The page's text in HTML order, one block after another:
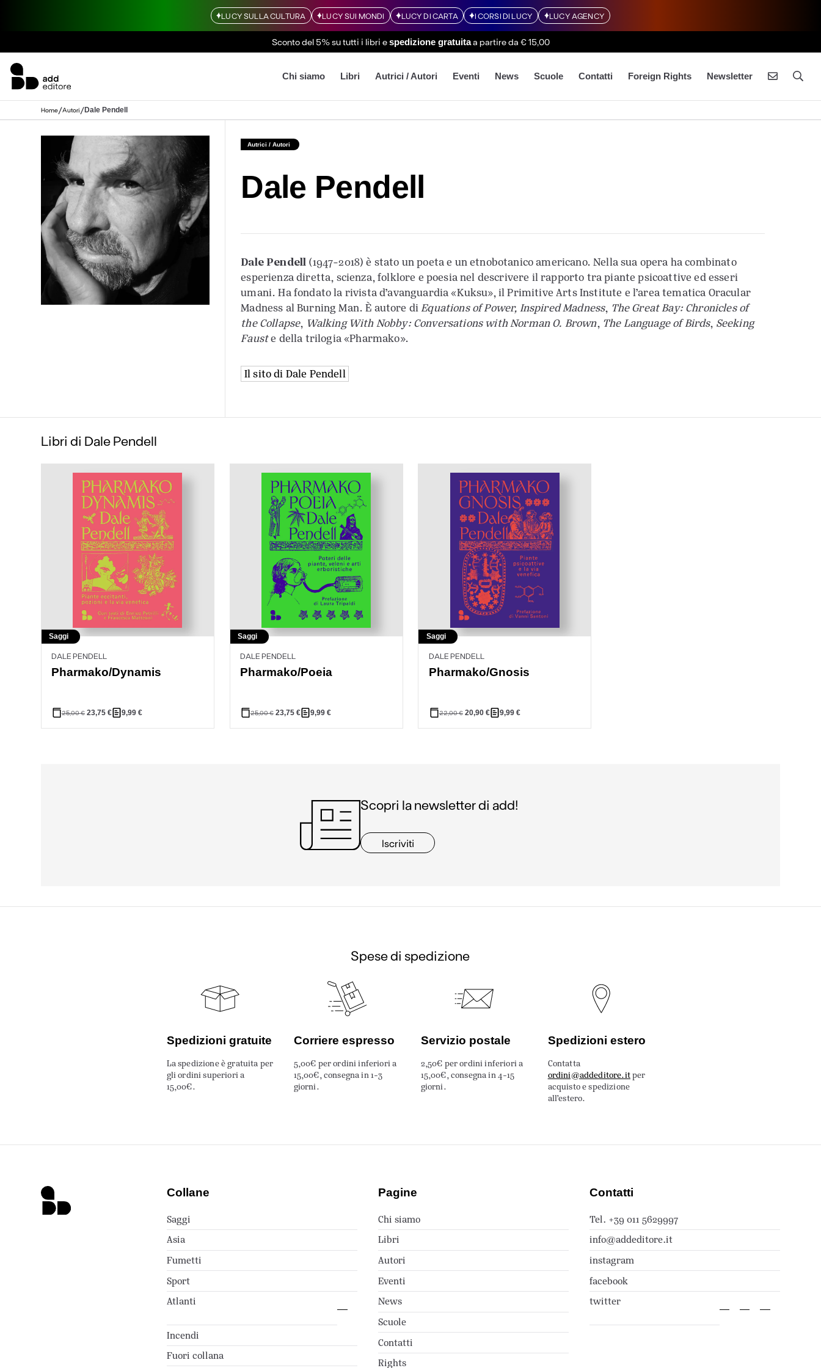
LUCY SULLA CULTURA LUCY SUI MONDI LUCY DI CARTA I CORSI DI LUCY LUCY AGENCY
Sconto del 5% su tutti i libri espedizione gratuitaa partire da € 15,00
Chi siamo Libri Autrici / Autori Eventi News Scuole Contatti Foreign Rights Newsletter
Home/Autori/Dale Pendell
Autrici / Autori
Dale Pendell
Dale Pendell (1947-2018) è stato un poeta e un etnobotanico americano. Nella sua opera ha combinato
esperienza diretta, scienza, folklore e poesia nel descrivere il rapporto tra piante psicoattive ed esseri
umani. Ha fondato la rivista d’avanguardia «Kuksu», il Primitive Arts Institute e l’area tematica Oracular
Madness al Burning Man. È autore diEquations of Power, Inspired Madness, The Great Bay: Chronicles of
the Collapse, Walking With Nobby: Conversations with Norman O. Brown, The Language of Birds, Seeking
Fauste della trilogia «Pharmako».
Il sito di Dale Pendell
Libri di Dale Pendell
Saggi
DALE PENDELL
Pharmako/Dynamis
25,00€ 23,75 € 9,99€
Saggi
DALE PENDELL
Pharmako/Poeia
25,00€ 23,75 € 9,99€
Saggi
DALE PENDELL
Pharmako/Gnosis
22,00€ 20,90 € 9,99€
Scopri la newsletter di add!
Iscriviti
Spese di spedizione
Spedizioni gratuite
La spedizione è gratuita per
gli ordini superiori a
15,00€.
Corriere espresso
5,00€ per ordini inferiori a
15,00€, consegna in 1-3
giorni.
Servizio postale
2,50€ per ordini inferiori a
15,00€, consegna in 4-15
giorni.
Spedizioni estero
Contatta
ordini@addeditore.itper
acquisto e spedizione
all’estero.
Collane
Saggi
Asia
Fumetti
Sport
Atlanti
Incendi
Fuori collana
Pagine
Chi siamo
Libri
Autori
Eventi
News
Scuole
Contatti
Rights
Contatti
Tel. +39 011 5629997
info@addeditore.it
instagram
facebook
twitter